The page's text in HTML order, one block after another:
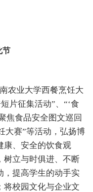
节
业大学西餐烹饪大
片征集活动”、“‘食
焦食品安全图文巡回
大赛”等活动，弘扬博
康、安全的饮食观
树立与时俱进、不断
，提高学生的动手实
将校园文化与企业文